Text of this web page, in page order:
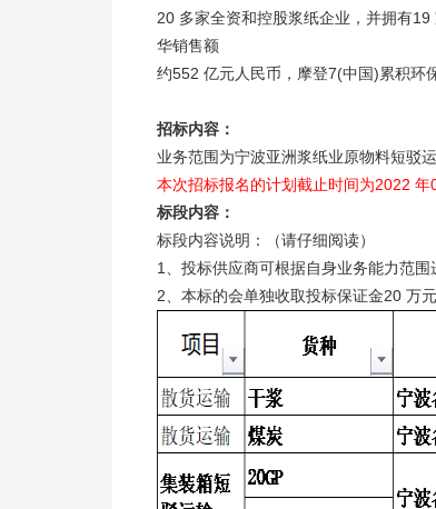
20 多家全资和控股浆纸企业，并拥有
华销售额
约552 亿元人民币，摩登7(中国)累积环
招标内容：
业务范围为宁波亚洲浆纸业原物料短驳
本次招标报名的计划截止时间为2022
标段内容：
标段内容说明：（请仔细阅读）
1、投标供应商可根据自身业务能力范
2、本标的会单独收取投标保证金20 万